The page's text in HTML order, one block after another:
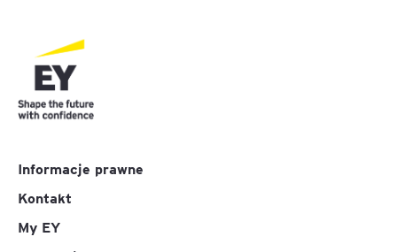
Informacje prawne
Kontakt
My EY